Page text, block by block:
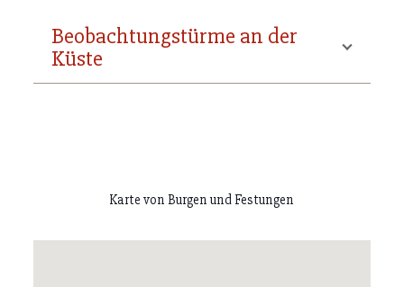
Beobachtungstürme an der
Küste
Karte von Burgen und Festungen